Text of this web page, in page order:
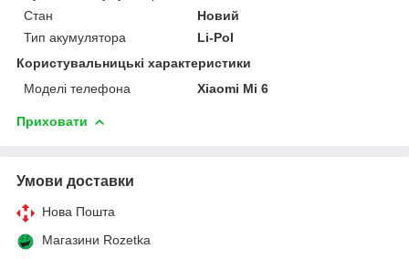
Стан
Новий
Тип акумулятора
Li-Pol
Користувальницькі характеристики
Моделі телефона
Xiaomi Mi 6
Приховати
Умови доставки
Нова Пошта
Магазини Rozetka